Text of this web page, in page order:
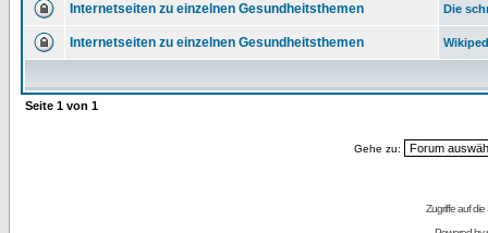
Internetseiten zu einzelnen Gesundheitsthemen Die
Internetseiten zu einzelnen Gesundheitsthemen
Seite 1 von 1
Gehe zu:
Zugriffe auf